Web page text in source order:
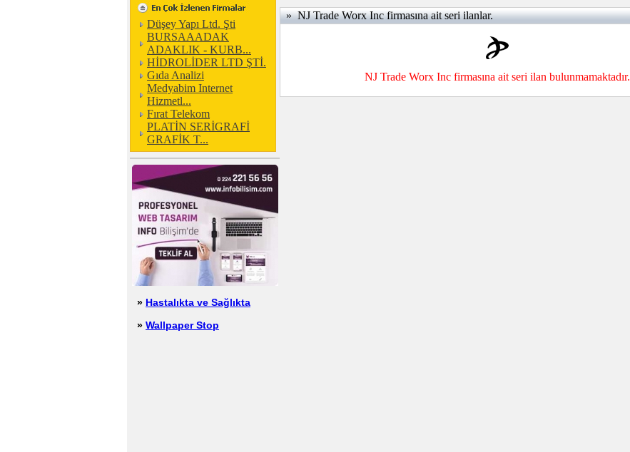
Düşey Yapı Ltd. Şti
BURSAAADAK
ADAKLIK - KURB...
HİDROLİDER LTD ŞTİ.
Gıda Analizi
Medyabim Internet
Hizmetl...
Fırat Telekom
PLATİN SERİGRAFİ
GRAFİK T...
» Hastalıkta ve Sağlıkta
» Wallpaper Stop
» NJ Trade Worx Inc firmasına ait seri ilanlar.
NJ Trade Worx Inc firmasına ait seri ilan bulunmamaktadır.